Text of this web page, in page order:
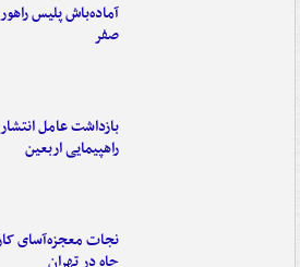
آماده‌باش پلیس
صفر
بازداشت عامل
راهپیمایی اربعین